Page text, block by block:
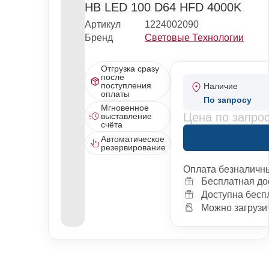
HB LED 100 D64 HFD 4000K
Артикул
1224002090
Бренд
Световые Технологии
Отгрузка сразу
после
поступления
оплаты
Мгновенное
выставление
счёта
Автоматическое
резервирование
Наличие
По запросу
Цена по
Оплата
Бесплатная
Доступна
Можно